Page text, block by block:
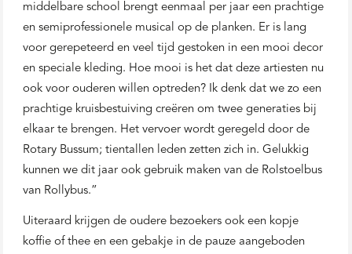
middelbare school brengt eenmaal per jaar een prachtige
en semiprofessionele musical op de planken. Er is lang
voor gerepeteerd en veel tijd gestoken in een mooi decor
en speciale kleding. Hoe mooi is het dat deze artiesten nu
ook voor ouderen willen optreden? Ik denk dat we zo een
prachtige kruisbestuiving creëren om twee generaties bij
elkaar te brengen. Het vervoer wordt geregeld door de
Rotary Bussum; tientallen leden zetten zich in. Gelukkig
kunnen we dit jaar ook gebruik maken van de Rolstoelbus
van Rollybus.”
Uiteraard krijgen de oudere bezoekers ook een kopje
koffie of thee en een gebakje in de pauze aangeboden